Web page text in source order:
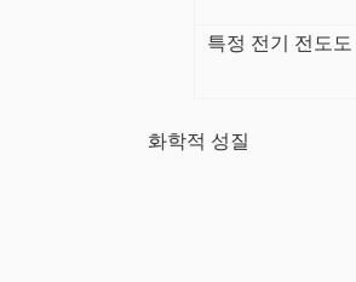
특정 전기 전도도
화학적 성질